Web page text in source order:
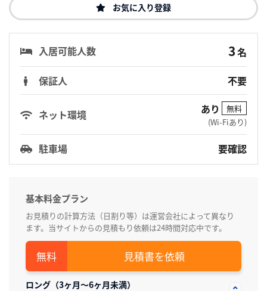
お気に入り登録
入居可能人数 3名
保証人
不要
ネット環境 あり
無料
(Wi-Fiあり)
駐車場 要確認
基本料金プラン
お見積りの計算方法（日割り等）は運営会社によって異なり
ます。当サイトからの見積もり依頼は24時間対応中です。
見積書を依頼
ロング（3ヶ月～6ヶ月未満）